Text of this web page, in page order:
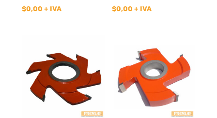
$0,00 + IVA $0,00 + IVA